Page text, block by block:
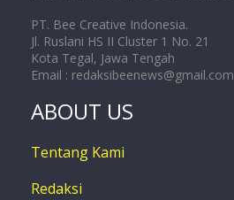
PT. Bee Creative Indonesia.
Jl. Ruslani HS II Cluster 1 No. 21
Kota Tegal, Jawa Tengah
Email : redaksibeenews@gmail.com
ABOUT US
Tentang Kami
Redaksi